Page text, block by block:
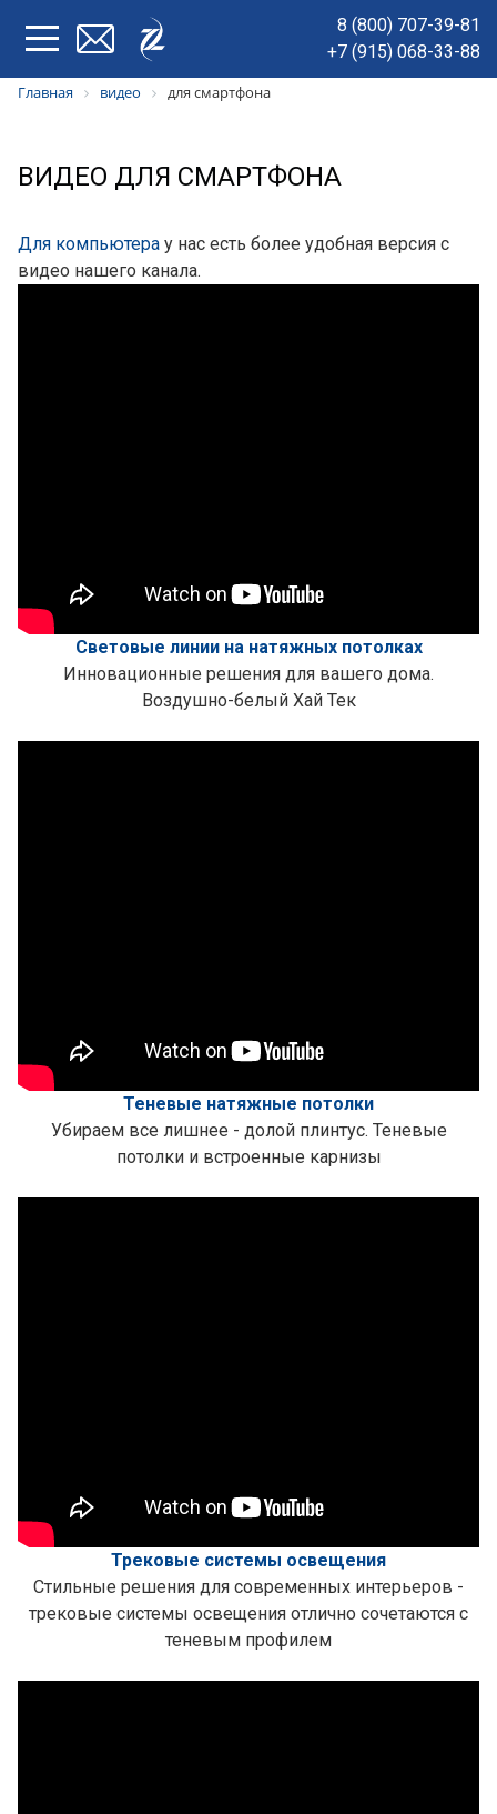
8 (800) 707-39-81
+7 (915) 068-33-88
Главная видео для смартфона
ВИДЕО ДЛЯ СМАРТФОНА
Для компьютера у нас есть более удобная версия с
видео нашего канала.
Световые линии на натяжных потолках
Инновационные решения для вашего дома.
Воздушно-белый Хай Тек
Теневые натяжные потолки
Убираем все лишнее - долой плинтус. Теневые
потолки и встроенные карнизы
Трековые системы освещения
Стильные решения для современных интерьеров -
трековые системы освещения отлично сочетаются с
теневым профилем